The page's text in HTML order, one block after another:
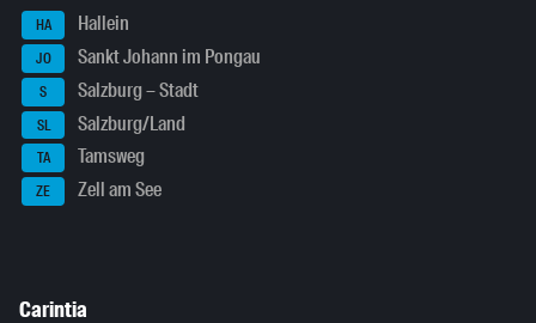
HA Hallein
JO Sankt Johann im Pongau
S Salzburg – Stadt
SL Salzburg/Land
TA Tamsweg
ZE Zell am See
Carintia